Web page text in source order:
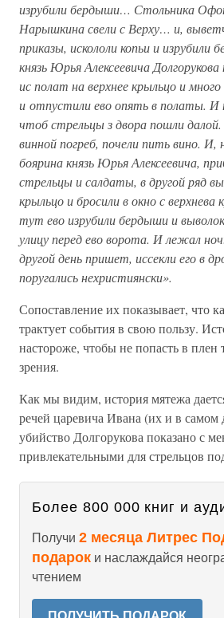
изрубили бердыши… Стольника
Нарышкина свели с Верху… и,
приказы, искололи копьи и
князь Юрья Алексеевича
ис полат на верхнее крыльцо и
и отпустили ево опять в полаты. И
чтоб стрельцы з двора пошли
винной погреб, почели пить вино. И,
боярина князь Юрья Алексеевича,
стрельцы и салдаты, в другой ряд
крыльцо и бросили в окно с верхнева
тут ево изрубили бердыши и
улицу перед ево ворота. И лежал
другой день пришет, иссекли его в
поругались нехристиянски».
Сопоставление их показывает, что
трактует события в свою пользу.
настороже, чтобы не попасть в плен
зрения.
Как мы видим, история мятежа
речей царевича Ивана (их и в самом
убийство Долгорукова показано с
привлекательными для стрельцов
Более 800 000 книг и
Получи 2 месяца Литрес
подарок и наслаждайся
чтением